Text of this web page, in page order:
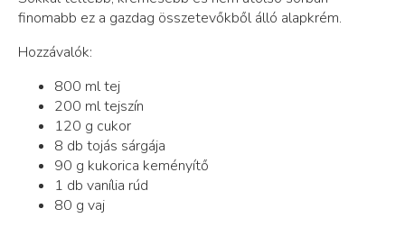
finomabb ez a gazdag összetevőkből álló alapkrém.
Hozzávalók:
800 ml tej
200 ml tejszín
120 g cukor
8 db tojás sárgája
90 g kukorica keményítő
1 db vanília rúd
80 g vaj